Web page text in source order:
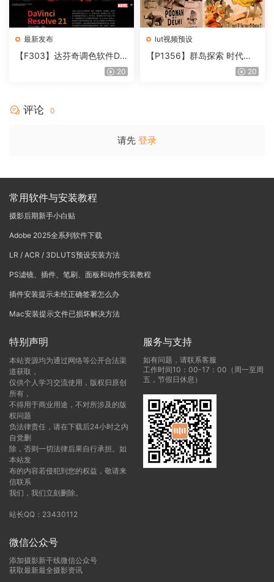
最新发布
【F303】达芬奇调色软件Da
Vinci Resolve Studio21.0.320
lut视频预设
【P1356】群岛探索 时代马
戏团 – QUEST 60 调色预设A
20
评论 0
请先 登录
常用软件与安装教程
摄影后期新手小白贴
Adobe 2025全系列软件下载
LR / ACR / 3DLUTS预设安装方法
PS滤镜、插件、笔刷、面板和动作安装教程
插件安装提示未经正确签署怎么办
Mac安装提示文件已损坏解决方法
特别声明
本站资源均为通过网络等公开合法渠
道获取，
仅供个人学习交流使用，版权归原创
所有，
不得用于商业用途，不对所涉及的版
权问题
负法律责任，请在下载后24小时之内
自觉删
除，否则一切法律后果自行承担。如
本站发
布的内容若侵犯到您的权益，敬请来
信联系
我们，我们立刻删除。
站长QQ：23430112
服务与支持
如有问题，请联系客服
工作时间10：00-17：00（周一至周
五，节假日休息）
微信公众号
添加摄影新干线微信公众号
获取最新最全摄影资讯